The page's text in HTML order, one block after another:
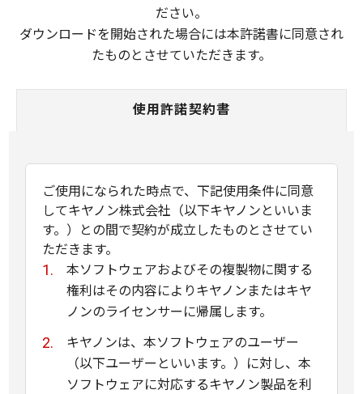
ださい。
ダウンロードを開始された場合には本許諾書に同意され
たものとさせていただきます。
使用許諾契約書
ご使用になられた時点で、下記使用条件に同意
してキヤノン株式会社（以下キヤノンといいま
す。）との間で契約が成立したものとさせてい
ただきます。
本ソフトウェアおよびその複製物に関する
権利はその内容によりキヤノンまたはキヤ
ノンのライセンサーに帰属します。
キヤノンは、本ソフトウェアのユーザー
（以下ユーザーといいます。）に対し、本
ソフトウェアに対応するキヤノン製品を利